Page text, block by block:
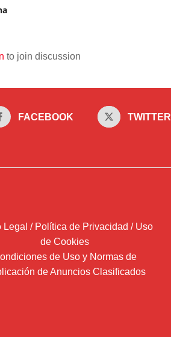
to join discussion
FACEBOOK TWITTER
Legal / Política de Privacidad / Uso
de Cookies
de Uso y Normas de
de Anuncios Clasificados